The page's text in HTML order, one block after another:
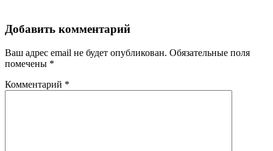
Добавить комментарий
Ваш адрес email не будет опубликован. Обязательные поля
помечены *
Комментарий *